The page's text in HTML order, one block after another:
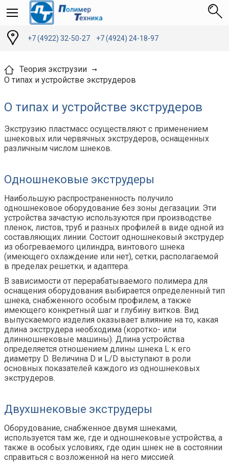
+7 (4922) 32-50-27 +7 (4924) 24-18-97
Теория экструзии
О типах и устройстве экструдеров
О типах и устройстве экструдеров
Экструзию пластмасс осуществляют с применением
шнековых или червячных экструдеров, оснащенных
различным числом шнеков.
Одношнековые экструдеры
Наибольшую распространенность получило
одношнековое оборудование без зоны дегазации. Эти
устройства зачастую используются при производстве
пленок, листов, труб и разных профилей в виде одной из
составляющих линии. Состоит одношнековый экструдер
из обогреваемого цилиндра, винтового шнека
(имеющего охлаждение или нет), сетки, располагаемой
в пределах решетки, и адаптера.
В зависимости от перерабатываемого полимера для
оснащения оборудования выбирается определенный тип
шнека, снабженного особым профилем, а также
имеющего конкретный шаг и глубину витков. Вид
выпускаемого изделия оказывает влияние на то, какая
длина экструдера необходима (коротко- или
длинношнековые машины). Длина устройства
определяется отношением длины шнека L к его
диаметру D. Величина D и L/D выступают в роли
основных показателей каждого из одношнековых
экструдеров.
Двухшнековые экструдеры
Оборудование, снабженное двумя шнеками,
используется там же, где и одношнековые устройства, а
также в особых условиях, где один шнек не в состоянии
справиться с возложенной на него миссией.